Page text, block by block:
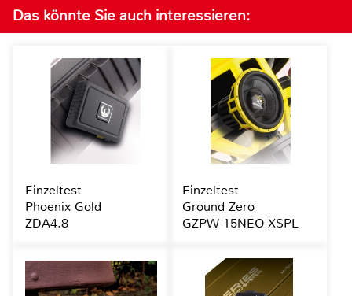
Das könnte Sie auch interessieren:
Einzeltest
Phoenix Gold
ZDA4.8
Einzeltest
Ground Zero
GZPW 15NEO-XSPL